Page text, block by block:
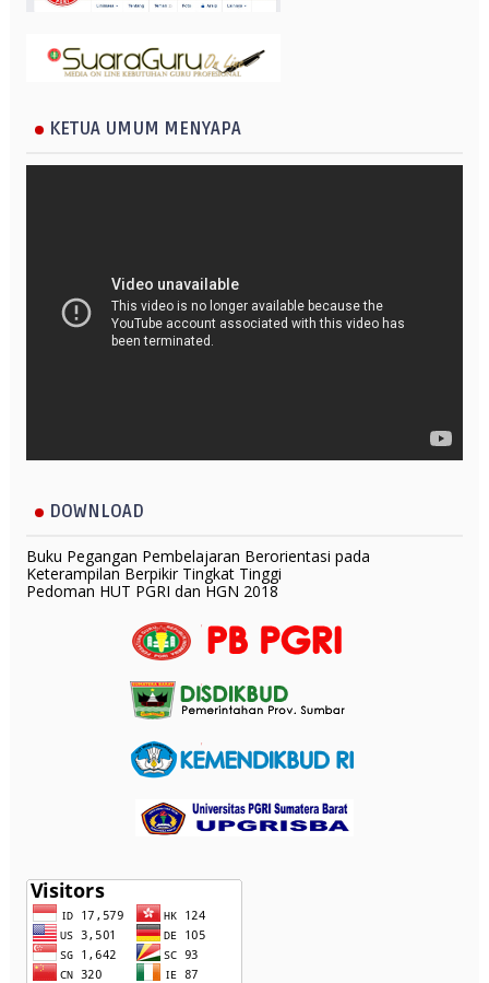
KETUA UMUM MENYAPA
DOWNLOAD
Buku Pegangan Pembelajaran Berorientasi pada
Keterampilan Berpikir Tingkat Tinggi
Pedoman HUT PGRI dan HGN 2018